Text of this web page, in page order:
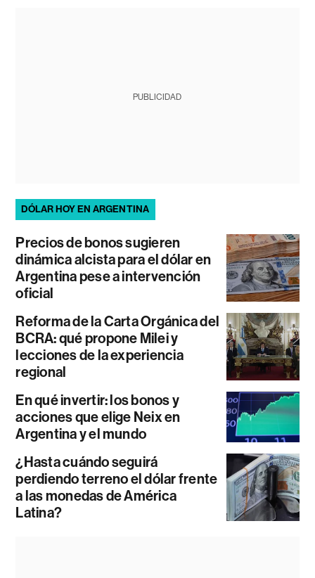
PUBLICIDAD
DÓLAR HOY EN ARGENTINA
Precios de bonos sugieren
dinámica alcista para el dólar en
Argentina pese a intervención
oficial
Reforma de la Carta Orgánica del
BCRA: qué propone Milei y
lecciones de la experiencia
regional
En qué invertir: los bonos y
acciones que elige Neix en
Argentina y el mundo
¿Hasta cuándo seguirá
perdiendo terreno el dólar frente
a las monedas de América
Latina?